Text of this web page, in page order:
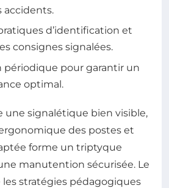
accidents.
d’identification et
consignes signalées.
périodique pour garantir un
optimal.
une signalétique bien visible,
des postes et
forme un triptyque
manutention sécurisée. Le
les stratégies pédagogiques